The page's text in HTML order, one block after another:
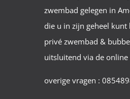
zwembad gelegen in
die u in zijn geheel
privé zwembad &
uitsluitend via de
overige vragen :